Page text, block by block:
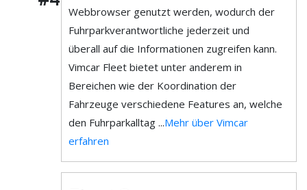
Webbrowser genutzt werden, wodurch der
Fuhrparkverantwortliche jederzeit und
überall auf die Informationen zugreifen kann.
Vimcar Fleet bietet unter anderem in
Bereichen wie der Koordination der
Fahrzeuge verschiedene Features an, welche
den Fuhrparkalltag ...Mehr über Vimcar
erfahren